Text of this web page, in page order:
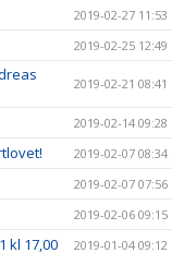
2019-02-27 11:53
2019-02-25 12:49
2019-02-21 08:41
2019-02-14 09:28
2019-02-07 08:34
2019-02-07 07:56
2019-02-06 09:15
kl 17,00 2019-01-04 09:12